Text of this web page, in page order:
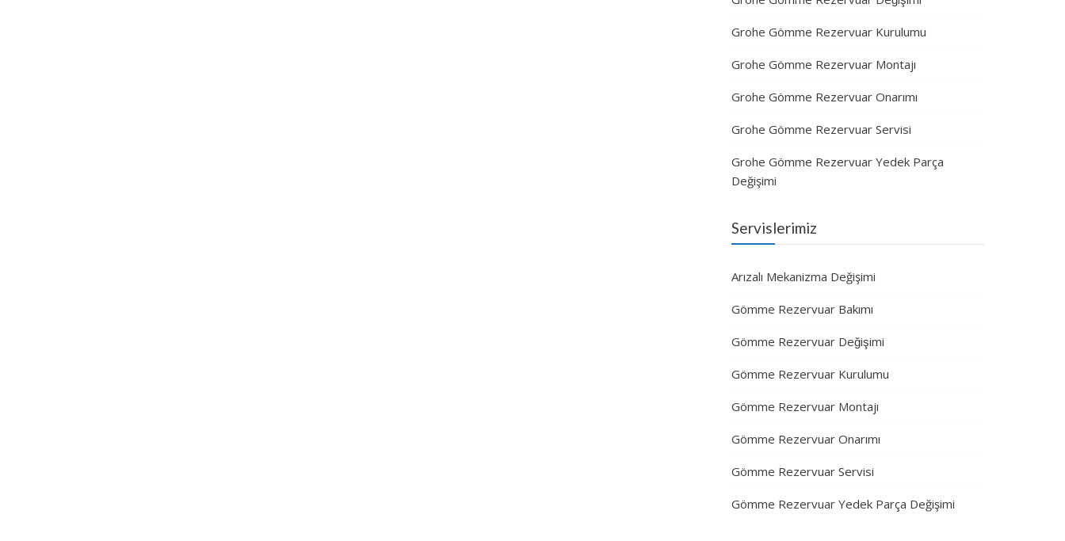
Grohe Gömme Rezervuar Kurulumu
Grohe Gömme Rezervuar Montajı
Grohe Gömme Rezervuar Onarımı
Grohe Gömme Rezervuar Servisi
Grohe Gömme Rezervuar Yedek Parça
Değişimi
Servislerimiz
Arızalı Mekanizma Değişimi
Gömme Rezervuar Bakımı
Gömme Rezervuar Değişimi
Gömme Rezervuar Kurulumu
Gömme Rezervuar Montajı
Gömme Rezervuar Onarımı
Gömme Rezervuar Servisi
Gömme Rezervuar Yedek Parça Değişimi